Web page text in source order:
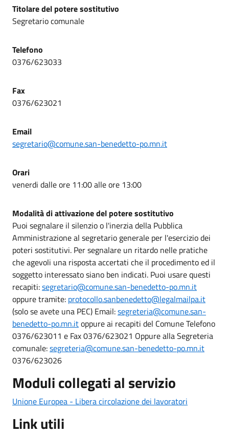
Titolare del potere sostitutivo
Segretario comunale
Telefono
0376/623033
Fax
0376/623021
Email
segretario@comune.san-benedetto-po.mn.it
Orari
venerdi dalle ore 11:00 alle ore 13:00
Modalità di attivazione del potere sostitutivo
Puoi segnalare il silenzio o l'inerzia della Pubblica
Amministrazione al segretario generale per l'esercizio dei
poteri sostitutivi. Per segnalare un ritardo nelle pratiche
che agevoli una risposta accertati che il procedimento ed il
soggetto interessato siano ben indicati. Puoi usare questi
recapiti:segretario@comune.san-benedetto-po.mn.it
oppure tramite: protocollo.sanbenedetto@legalmailpa.it
(solo se avete una PEC) Email:segreteria@comune.san-
benedetto-po.mn.itoppure ai recapiti del Comune Telefono
0376/623011 e Fax 0376/623021 Oppure alla Segreteria
comunale:segreteria@comune.san-benedetto-po.mn.it
0376/623026
Moduli collegati al servizio
Unione Europea - Libera circolazione dei lavoratori
Link utili